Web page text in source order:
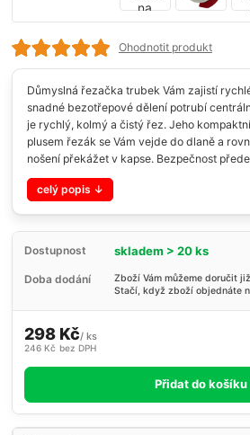
Ohodnotit produkt
Důmyslná řezačka trubek Vám zajistí
snadné bezotřepové dělení potrubí
je rychlý, kolmý a čistý řez. Jeho
plusem řezák se Vám vejde do dlaně a
nošení překážet v kapse. Bezpečnost
celý popis
Dostupnost skladem > 20 ks
Doba dodání
Zboží Vám můžeme doručit
Stačí, když zboží objednáte
298 Kč/ ks
246 Kč bez DPH
Přidat do košíku